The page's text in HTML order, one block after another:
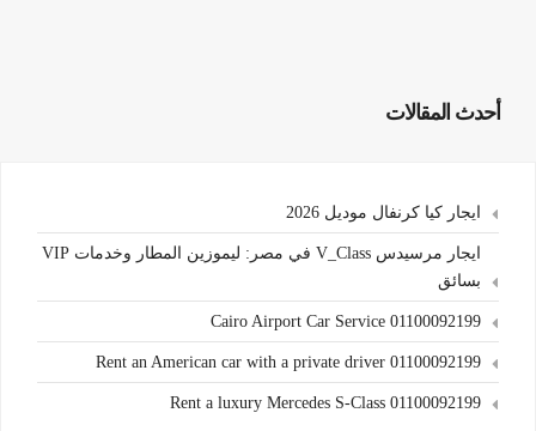
أحدث المقالات
ايجار كيا كرنفال موديل 2026
ايجار مرسيدس V_Class في مصر: ليموزين المطار وخدمات VIP
بسائق
Cairo Airport Car Service 01100092199
Rent an American car with a private driver 01100092199
Rent a luxury Mercedes S-Class 01100092199